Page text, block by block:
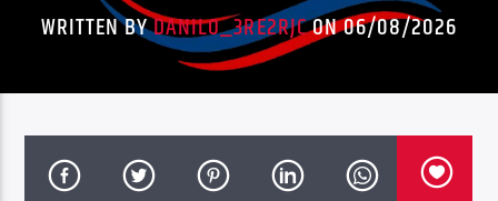
0:00
WRITTEN BYDANILO_3RE2RJCON 06/08/2026